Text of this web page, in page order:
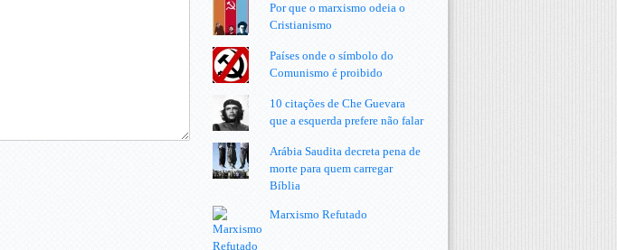
Por que o marxismo odeia o
Cristianismo
Países onde o símbolo do
Comunismo é proibido
10 citações de Che Guevara
que a esquerda prefere não falar
Arábia Saudita decreta pena de
morte para quem carregar
Bíblia
Marxismo Refutado